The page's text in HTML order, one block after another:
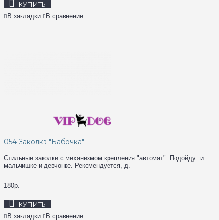
КУПИТЬ
В закладки В сравнение
054 Заколка "Бабочка"
Стильные заколки с механизмом крепления "автомат". Подойдут и
мальчишке и девчонке. Рекомендуется, д..
180р.
КУПИТЬ
В закладки В сравнение